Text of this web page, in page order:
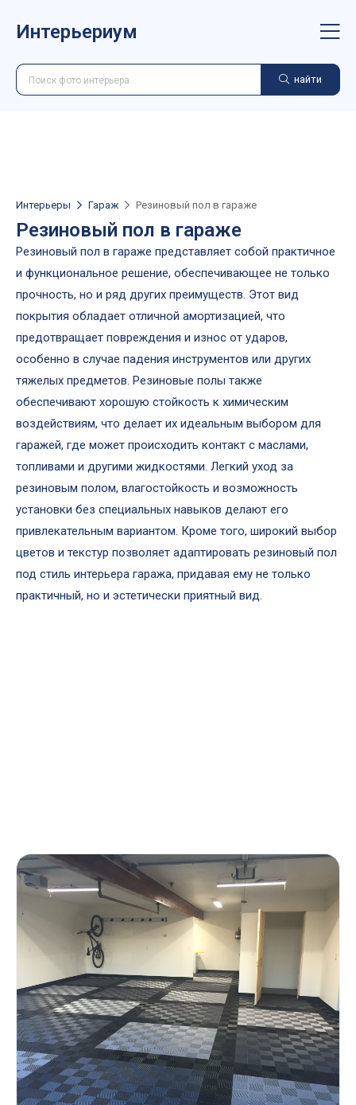
Интерьериум
найти
Интерьеры Гараж Резиновый пол в гараже
Резиновый пол в гараже
Резиновый пол в гараже представляет собой практичное
и функциональное решение, обеспечивающее не только
прочность, но и ряд других преимуществ. Этот вид
покрытия обладает отличной амортизацией, что
предотвращает повреждения и износ от ударов,
особенно в случае падения инструментов или других
тяжелых предметов. Резиновые полы также
обеспечивают хорошую стойкость к химическим
воздействиям, что делает их идеальным выбором для
гаражей, где может происходить контакт с маслами,
топливами и другими жидкостями. Легкий уход за
резиновым полом, влагостойкость и возможность
установки без специальных навыков делают его
привлекательным вариантом. Кроме того, широкий выбор
цветов и текстур позволяет адаптировать резиновый пол
под стиль интерьера гаража, придавая ему не только
практичный, но и эстетически приятный вид.